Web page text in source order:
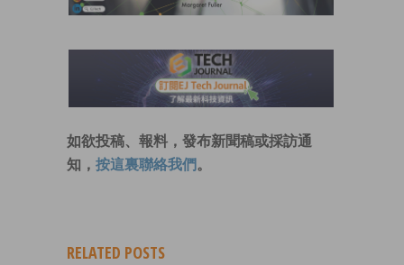
如欲投稿、報料，發布新聞稿或採訪通
知， 按這裏聯絡我們。
RELATED POSTS